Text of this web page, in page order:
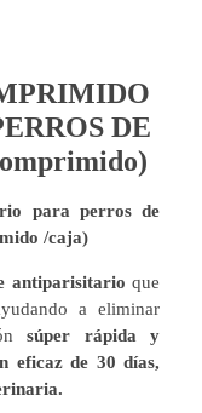
DE
para perros de
/caja)
antiparisitario que
a eliminar
súper rápida y
eficaz de 30 días,